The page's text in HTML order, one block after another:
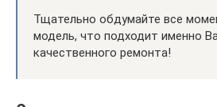
Тщательно обдумайте все
модель, что подходит именно
качественного ремонта!